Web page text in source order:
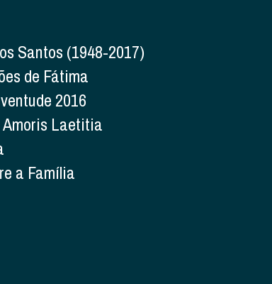
Santos (1948-2017)
de Fátima
2016
Laetitia
a Família